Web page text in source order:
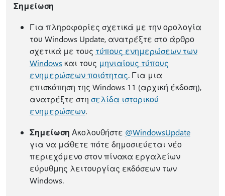
Σημείωση
Για πληροφορίες σχετικά με την ορολογία
του Windows Update, ανατρέξτε στο άρθρο
σχετικά με τους τύπους ενημερώσεων των
Windows και τους μηνιαίους τύπους
ενημερώσεων ποιότητας. Για μια
επισκόπηση της Windows 11 (αρχική έκδοση),
ανατρέξτε στη σελίδα ιστορικού
ενημερώσεων.
Σημείωση Ακολουθήστε @WindowsUpdate
για να μάθετε πότε δημοσιεύεται νέο
περιεχόμενο στον πίνακα εργαλείων
εύρυθμης λειτουργίας εκδόσεων των
Windows.